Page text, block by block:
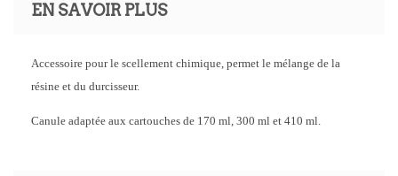
EN SAVOIR PLUS
Accessoire pour le scellement chimique, permet le mélange de la
résine et du durcisseur.
Canule adaptée aux cartouches de 170 ml, 300 ml et 410 ml.